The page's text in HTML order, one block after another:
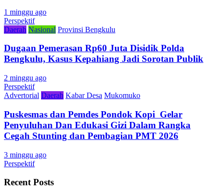
1 minggu ago
Perspektif
Daerah Nasional Provinsi Bengkulu
Dugaan Pemerasan Rp60 Juta Disidik Polda
Bengkulu, Kasus Kepahiang Jadi Sorotan Publik
2 minggu ago
Perspektif
Advertorial Daerah Kabar Desa Mukomuko
Puskesmas dan Pemdes Pondok Kopi Gelar
Penyuluhan Dan Edukasi Gizi Dalam Rangka
Cegah Stunting dan Pembagian PMT 2026
3 minggu ago
Perspektif
Recent Posts